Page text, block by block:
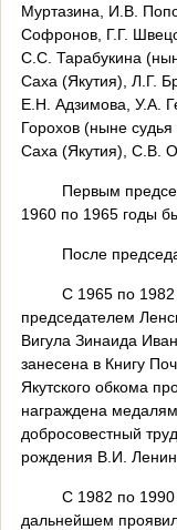
Муртазина, И.В.
Софронов, Г.Г.
С.С. Тарабукина
Саха (Якутия), Л.Г.
Е.Н. Адзимова, У.А.
Горохов (ныне судья
Саха (Якутия), С.В.
Первым
1960 по 1965 годы
После
С 1965 по
председателем
Вигула Зинаида
занесена в Книгу
Якутского обкома
награждена
добросовестный
рождения В.И.
С 1982 по
дальнейшем проявил